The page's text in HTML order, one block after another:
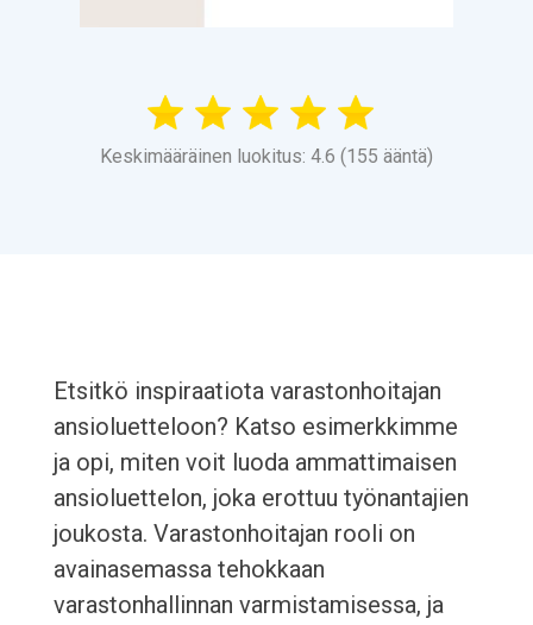
Keskimääräinen luokitus: 4.6 (155 ääntä)
Etsitkö inspiraatiota varastonhoitajan
ansioluetteloon? Katso esimerkkimme
ja opi, miten voit luoda ammattimaisen
ansioluettelon, joka erottuu työnantajien
joukosta. Varastonhoitajan rooli on
avainasemassa tehokkaan
varastonhallinnan varmistamisessa, ja